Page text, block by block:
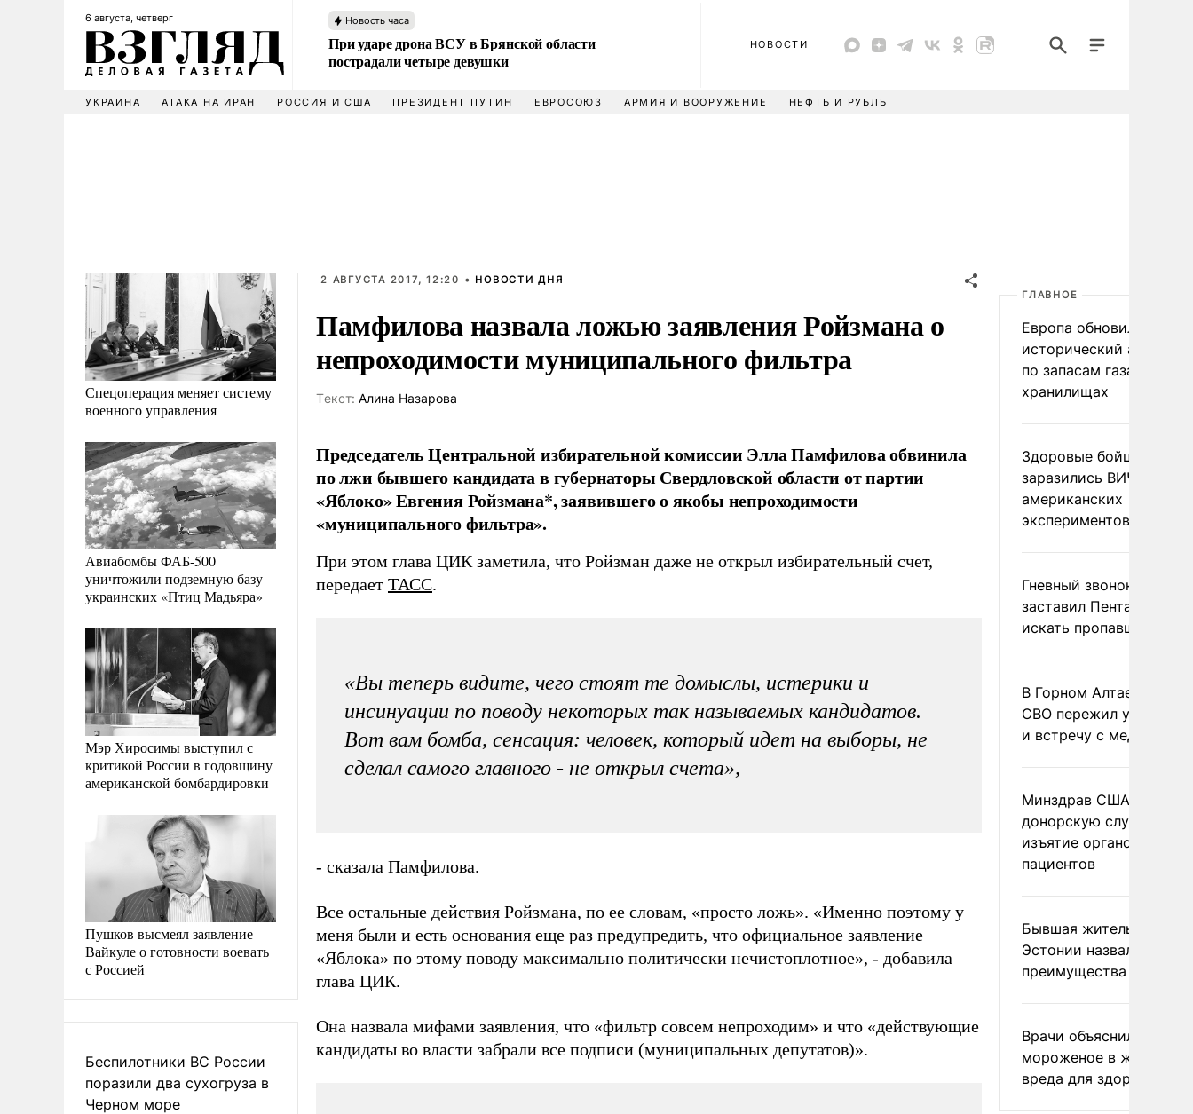
6 августа, четверг Новость часа
При ударе дрона ВСУ в Брянской области
пострадали четыре девушки
НОВОСТИ
УКРАИНА АТАКА НА ИРАН РОССИЯ И США ПРЕЗИДЕНТ ПУТИН ЕВРОСОЮЗ АРМИЯ И ВООРУЖЕНИЕ НЕФТЬ И РУБЛЬ
Спецоперация меняет систему
военного управления
Авиабомбы ФАБ-500
уничтожили подземную базу
украинских «Птиц Мадьяра»
Мэр Хиросимы выступил с
критикой России в годовщину
американской бомбардировки
Пушков высмеял заявление
Вайкуле о готовности воевать
с Россией
Беспилотники ВС России
поразили два сухогруза в
Черном море
2 АВГУСТА 2017, 12:20 • НОВОСТИ ДНЯ
Памфилова назвала ложью заявления Ройзмана о
непроходимости муниципального фильтра
Tекст: Алина Назарова
Председатель Центральной избирательной комиссии Элла Памфилова обвинила
по лжи бывшего кандидата в губернаторы Свердловской области от партии
«Яблоко» Евгения Ройзмана*, заявившего о якобы непроходимости
«муниципального фильтра».
При этом глава ЦИК заметила, что Ройзман даже не открыл избирательный счет,
передает ТАСС.
«Вы теперь видите, чего стоят те домыслы, истерики и
инсинуации по поводу некоторых так называемых кандидатов.
Вот вам бомба, сенсация: человек, который идет на выборы, не
сделал самого главного - не открыл счета»,
- сказала Памфилова.
Все остальные действия Ройзмана, по ее словам, «просто ложь». «Именно поэтому у
меня были и есть основания еще раз предупредить, что официальное заявление
«Яблока» по этому поводу максимально политически нечистоплотное», - добавила
глава ЦИК.
Она назвала мифами заявления, что «фильтр совсем непроходим» и что «действующие
кандидаты во власти забрали все подписи (муниципальных депутатов)».
ГЛАВНОЕ
Европа обновила
исторический
по запасам газа в
хранилищах
Здоровые бойцы ВСУ
заразились ВИЧ после
американских
экспериментов
Гневный звонок Трампа
заставил Пентагон
искать пропавшие
В Горном Алтае
СВО пережил удар
и встречу с медведем
Минздрав США закрыл
донорскую службу за
изъятие органов живых
пациентов
Бывшая жительница
Эстонии назвала
преимущества России
Врачи объяснили, как
мороженое в жару без
вреда для здоровья